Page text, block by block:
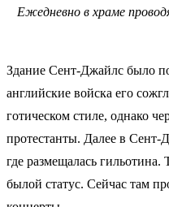
Ежедневно в храме
Здание Сент-Джайлс было
английские войска его
готическом стиле, однако
протестанты. Далее в
где размещалась
былой статус. Сейчас там